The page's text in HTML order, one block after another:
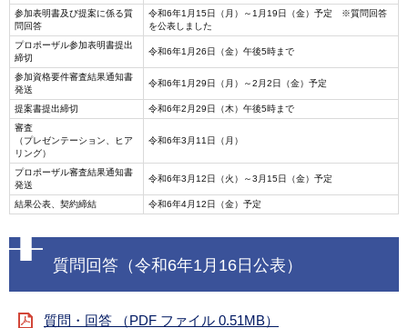
参加表明書及び提案に係る質
問回答
令和6年1月15日（月）～1月19日（金）予定 ※質問回答
を公表しました
プロポーザル参加表明書提出
締切
令和6年1月26日（金）午後5時まで
参加資格要件審査結果通知書
発送
令和6年1月29日（月）～2月2日（金）予定
提案書提出締切
令和6年2月29日（木）午後5時まで
審査
（プレゼンテーション、ヒア
リング）
令和6年3月11日（月）
プロポーザル審査結果通知書
発送
令和6年3月12日（火）～3月15日（金）予定
結果公表、契約締結 令和6年4月12日（金）予定
質問回答（令和6年1月16日公表）
質問・回答 （PDF ファイル 0.51MB）